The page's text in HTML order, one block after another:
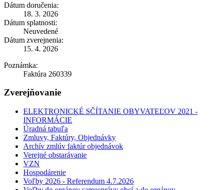
Dátum doručenia:
18. 3. 2026
Dátum splatnosti:
Neuvedené
Dátum zverejnenia:
15. 4. 2026
Poznámka:
Faktúra 260339
Zverejňovanie
ELEKTRONICKÉ SČÍTANIE OBYVATEĽOV 2021 -
INFORMÁCIE
Úradná tabuľa
Zmluvy, Faktúry, Objednávky
Archív zmlúv faktúr objednávok
Verejné obstarávanie
VZN
Hospodárenie
Voľby 2026 - Referendum 4.7.2026